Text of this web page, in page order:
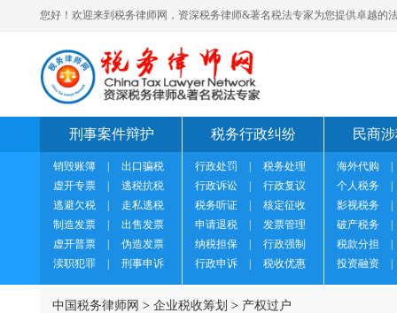
您好！欢迎来到税务律师网，资深税务律师&著名税法专家为您提供卓越的
刑事案件辩护
销毁账簿
出口骗税
虚开专票
逃税抗税
逃避欠税
走私逃税
制造发票
出售发票
虚开普票
伪造发票
渎职犯罪
刑事申诉
税务行政纠纷
行政处罚
税务处理
行政诉讼
行政复议
税务听证
核定征收
申请退税
发票管理
纳税担保
行政强制
行政申诉
税收优惠
民商
海外代购
个人税务
影视税务
破产税务
税款分担
投资融资
中国税务律师网 > 企业税收筹划 > 产权过户